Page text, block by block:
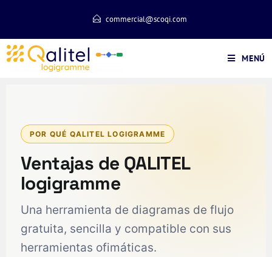
commercial@scoqi.com
MENÚ
POR QUÉ QALITEL LOGIGRAMME
Ventajas de QALITEL
logigramme
Una herramienta de diagramas de flujo
gratuita, sencilla y compatible con sus
herramientas ofimáticas.